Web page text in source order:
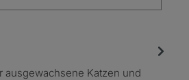
ausgewachsene Katzen und